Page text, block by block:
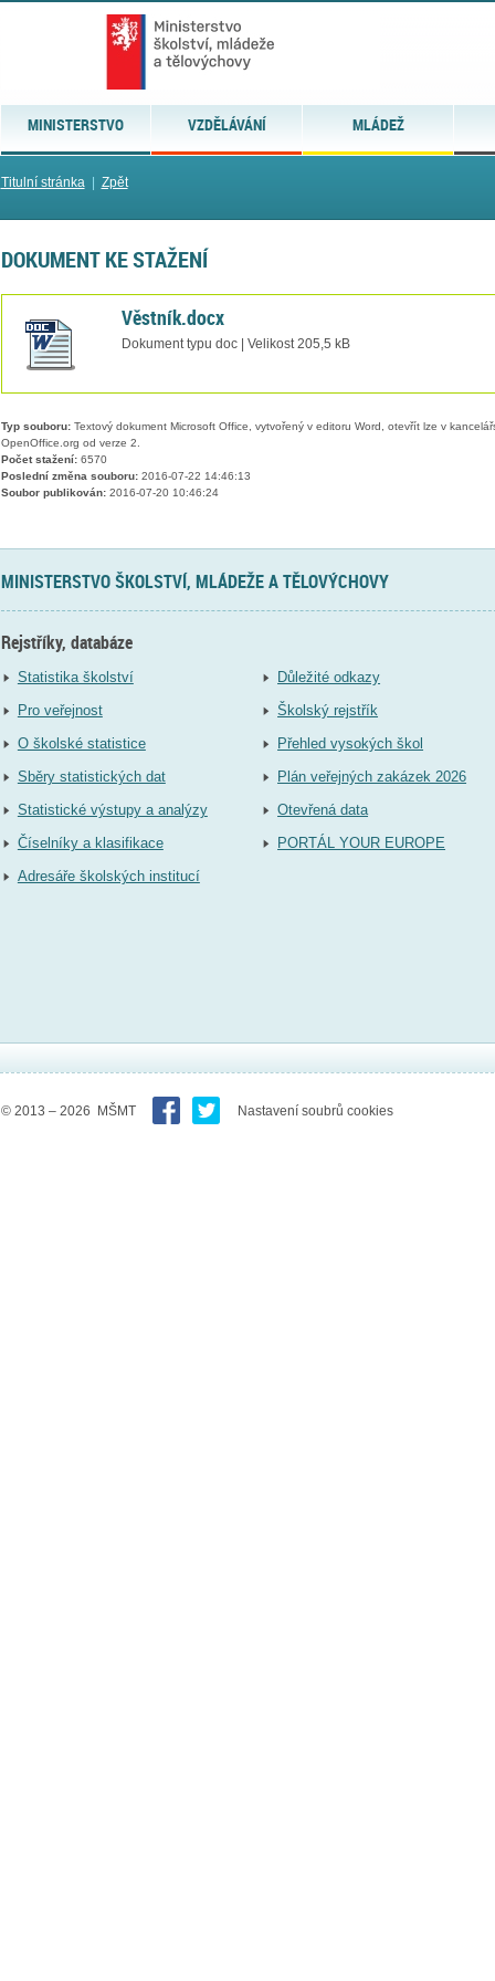
MINISTERSTVO VZDĚLÁVÁNÍ MLÁDEŽ
Titulní stránka| Zpět
DOKUMENT KE STAŽENÍ
Věstník.docx
Dokument typu doc | Velikost 205,5 kB
Typ souboru:Textový dokument Microsoft Office, vytvořený v editoru Word, otevřít lze v
OpenOffice.org od verze 2.
Počet stažení:6570
Poslední změna souboru:2016-07-22 14:46:13
Soubor publikován:2016-07-20 10:46:24
MINISTERSTVO ŠKOLSTVÍ, MLÁDEŽE A TĚLOVÝCHOVY
Rejstříky, databáze
Statistika školství
Pro veřejnost
O školské statistice
Sběry statistických dat
Statistické výstupy a analýzy
Číselníky a klasifikace
Adresáře školských institucí
Důležité odkazy
Školský rejstřík
Přehled vysokých škol
Plán veřejných zakázek 2026
Otevřená data
PORTÁL YOUR EUROPE
© 2013 – 2026 MŠMT Nastavení soubrů cookies